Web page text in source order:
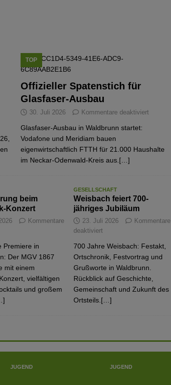
Offizieller Spatenstich für
Glasfaser-Ausbau
TOP
30. Juli 2026 Kommentare deaktiviert
Glasfaser-Ausbau in Waldbrunn startet:
Vodafone und Meridiam bauen
eigenwirtschaftlich FTTH für 21.000 Haushalte
im Neckar-Odenwald-Kreis aus.[…]
beim
Konzert
Kommentare
Premiere in
Der MGV 1867
mit einem
vielfältigen
und großem
GESELLSCHAFT
Weisbach feiert 700-
jähriges Jubiläum
23. Juli 2026
Kommentare
deaktiviert
700 Jahre Weisbach: Festakt,
Ortschronik, Festvortrag und
Grußworte in Waldbrunn.
Rückblick auf Geschichte,
Gemeinschaft und Zukunft des
Ortsteils.[…]